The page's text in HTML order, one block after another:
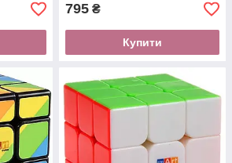
795 ₴
Купити